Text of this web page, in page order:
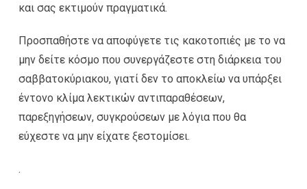
και σας εκτιμούν πραγματικά.
Προσπαθήστε να αποφύγετε τις κακοτοπιές με το να
μην δείτε κόσμο που συνεργάζεστε στη διάρκεια του
σαββατοκύριακου, γιατί δεν το αποκλείω να υπάρξει
έντονο κλίμα λεκτικών αντιπαραθέσεων,
παρεξηγήσεων, συγκρούσεων με λόγια που θα
εύχεστε να μην είχατε ξεστομίσει.
.